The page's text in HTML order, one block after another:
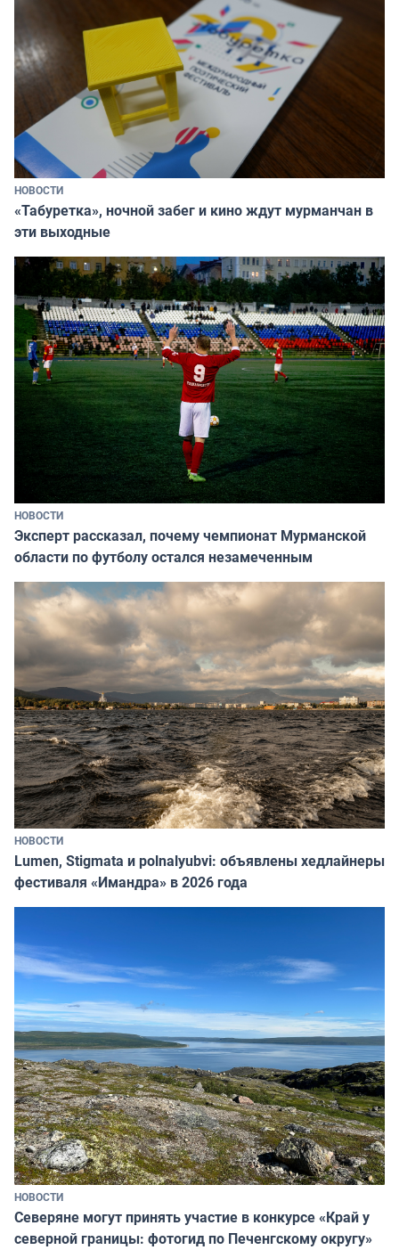
НОВОСТИ
«Табуретка», ночной забег и кино ждут мурманчан в
эти выходные
НОВОСТИ
Эксперт рассказал, почему чемпионат Мурманской
области по футболу остался незамеченным
НОВОСТИ
Lumen, Stigmata и polnalyubvi: объявлены хедлайнеры
фестиваля «Имандра» в 2026 года
НОВОСТИ
Северяне могут принять участие в конкурсе «Край у
северной границы: фотогид по Печенгскому округу»